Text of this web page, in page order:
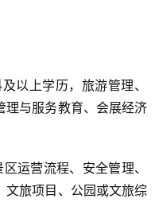
以上学历，旅游管理、
理与服务教育、会展经济
运营流程、安全管理、
文旅项目、公园或文旅综